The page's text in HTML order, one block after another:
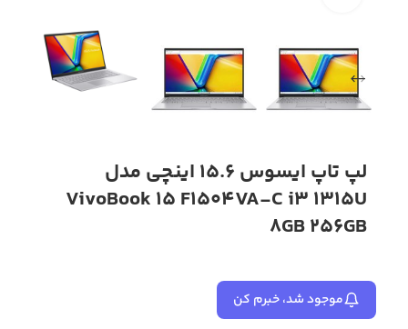
لپ تاپ ایسوس 15.6 اینچی مدل
VivoBook 15 F1504VA-C i3 1315U
8GB 256GB
موجود شد، خبرم کن